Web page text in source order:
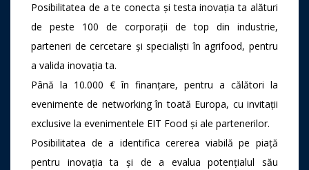
Posibilitatea de a te conecta și testa inovația ta alături
de peste 100 de corporații de top din industrie,
parteneri de cercetare și specialiști în agrifood, pentru
a valida inovația ta.
Până la 10.000 € în finanțare, pentru a călători la
evenimente de networking în toată Europa, cu invitații
exclusive la evenimentele EIT Food și ale partenerilor.
Posibilitatea de a identifica cererea viabilă pe piață
pentru inovația ta și de a evalua potențialul său